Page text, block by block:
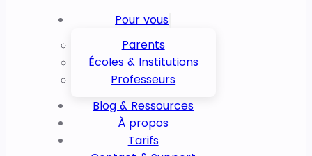
Pour vous
Parents
Écoles & Institutions
Professeurs
Blog & Ressources
À propos
Tarifs